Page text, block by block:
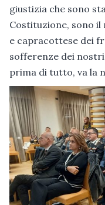
giustizia che sono
Costituzione, sono
e capracottese dei
sofferenze dei
prima di tutto, va la